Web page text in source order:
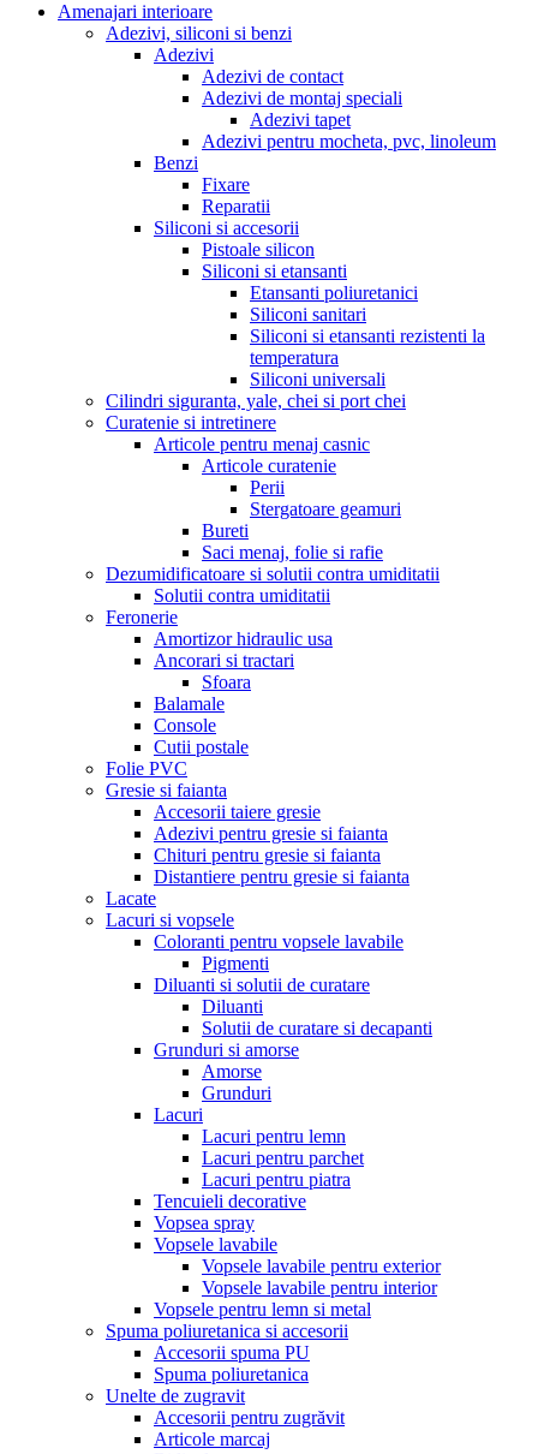
Amenajari interioare
Adezivi, siliconi si benzi
Adezivi
Adezivi de contact
Adezivi de montaj speciali
Adezivi tapet
Adezivi pentru mocheta, pvc, linoleum
Benzi
Fixare
Reparatii
Siliconi si accesorii
Pistoale silicon
Siliconi si etansanti
Etansanti poliuretanici
Siliconi sanitari
Siliconi si etansanti rezistenti la
temperatura
Siliconi universali
Cilindri siguranta, yale, chei si port chei
Curatenie si intretinere
Articole pentru menaj casnic
Articole curatenie
Perii
Stergatoare geamuri
Bureti
Saci menaj, folie si rafie
Dezumidificatoare si solutii contra umiditatii
Solutii contra umiditatii
Feronerie
Amortizor hidraulic usa
Ancorari si tractari
Sfoara
Balamale
Console
Cutii postale
Folie PVC
Gresie si faianta
Accesorii taiere gresie
Adezivi pentru gresie si faianta
Chituri pentru gresie si faianta
Distantiere pentru gresie si faianta
Lacate
Lacuri si vopsele
Coloranti pentru vopsele lavabile
Pigmenti
Diluanti si solutii de curatare
Diluanti
Solutii de curatare si decapanti
Grunduri si amorse
Amorse
Grunduri
Lacuri
Lacuri pentru lemn
Lacuri pentru parchet
Lacuri pentru piatra
Tencuieli decorative
Vopsea spray
Vopsele lavabile
Vopsele lavabile pentru exterior
Vopsele lavabile pentru interior
Vopsele pentru lemn si metal
Spuma poliuretanica si accesorii
Accesorii spuma PU
Spuma poliuretanica
Unelte de zugravit
Accesorii pentru zugrăvit
Articole marcaj